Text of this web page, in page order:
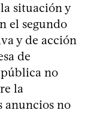
situación y
el segundo
y de acción
de
pública no
la
anuncios no